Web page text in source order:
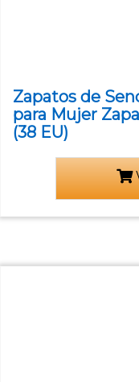
Zapatos de
para Mujer
(38 EU)